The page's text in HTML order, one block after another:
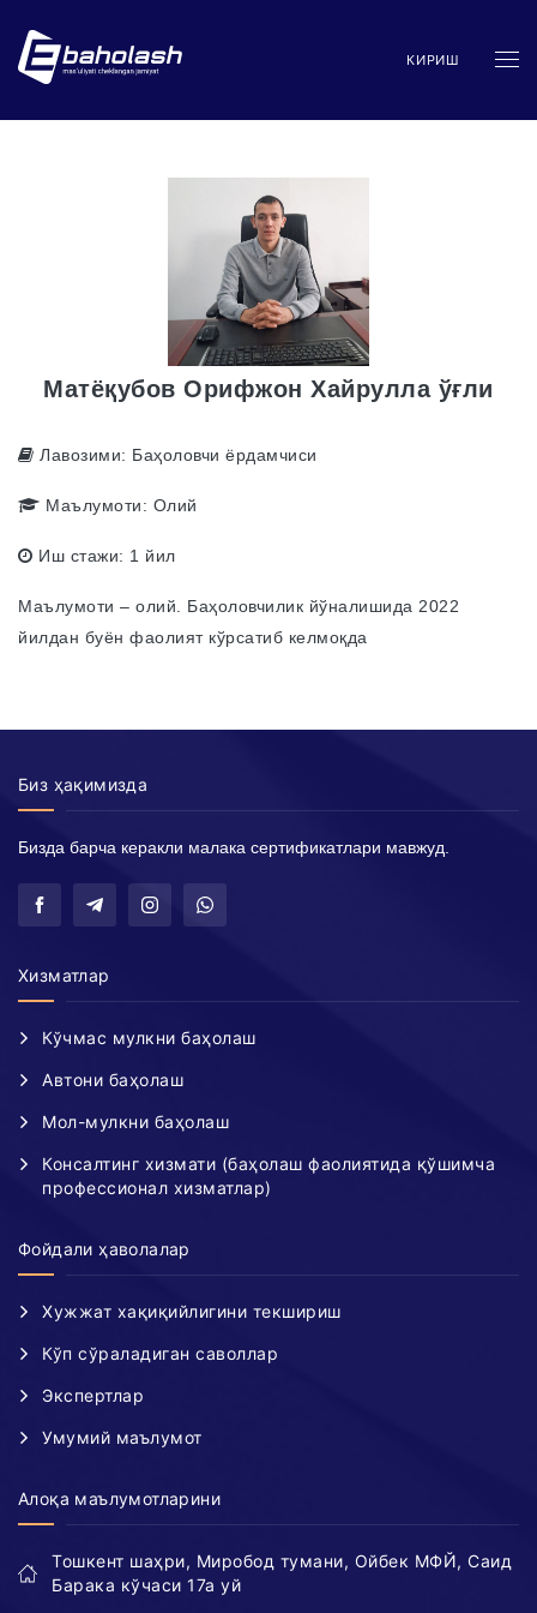
КИРИШ
Матёқубов Орифжон Хайрулла ўғли
Лавозими: Баҳоловчи ёрдамчиси
Маълумоти: Олий
Иш стажи: 1 йил
Маълумоти – олий. Баҳоловчилик йўналишида 2022
йилдан буён фаолият кўрсатиб келмоқда
Биз ҳақимизда
Бизда барча керакли малака сертификатлари мавжуд.
Хизматлар
Кўчмас мулкни баҳолаш
Автони баҳолаш
Мол-мулкни баҳолаш
Консалтинг хизмати (баҳолаш фаолиятида қўшимча
профессионал хизматлар)
Фойдали ҳаволалар
Хужжат хақиқийлигини текшириш
Кўп сўраладиган саволлар
Экспертлар
Умумий маълумот
Алоқа маълумотларини
Тошкент шаҳри, Миробод тумани, Ойбек МФЙ, Саид
Барака кўчаси 17а уй